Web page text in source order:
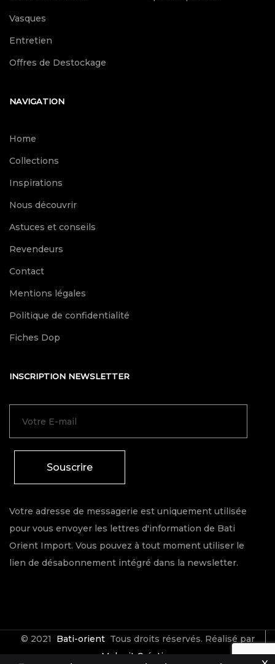
Vasques
Entretien
Offres de Destockage
NAVIGATION
Home
Collections
Inspirations
Nous découvrir
Astuces et conseils
Revendeurs
Contact
Mentions légales
Politique de confidentialité
Fiches Dop
INSCRIPTION NEWSLETTER
Souscrire
Votre adresse de messagerie est uniquement utilisée
pour vous envoyer les lettres d'information de Bati
Orient Import. Vous pouvez à tout moment utiliser le
lien de désabonnement intégré dans la newsletter.
© 2021 Bati-orient Tous droits réservés. Réalisé par
Make it Créative